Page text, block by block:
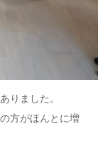
りました。
方がほんとに増